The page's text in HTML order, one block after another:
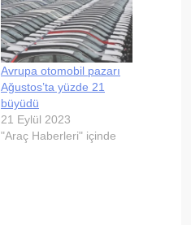
Avrupa otomobil pazarı
Ağustos’ta yüzde 21
büyüdü
21 Eylül 2023
"Araç Haberleri" içinde